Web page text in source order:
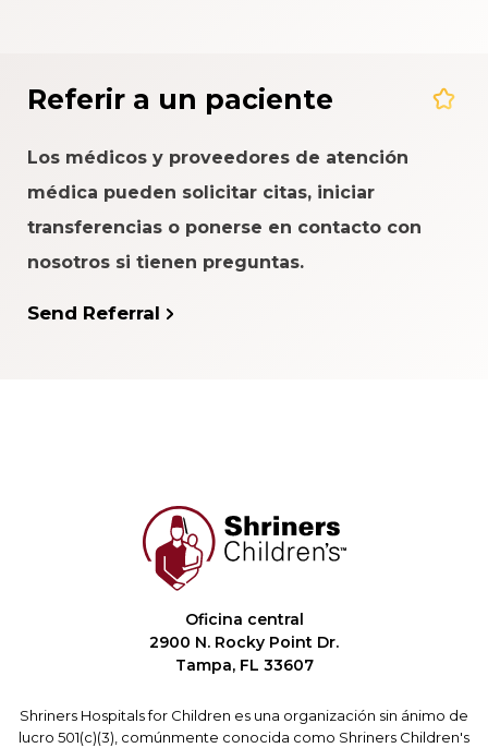
Referir a un paciente
Los médicos y proveedores de atención
médica pueden solicitar citas, iniciar
transferencias o ponerse en contacto con
nosotros si tienen preguntas.
Send Referral
Oficina central
2900 N. Rocky Point Dr.
Tampa, FL 33607
Shriners Hospitals for Children es una organización sin ánimo de
lucro 501(c)(3), comúnmente conocida como Shriners Children's